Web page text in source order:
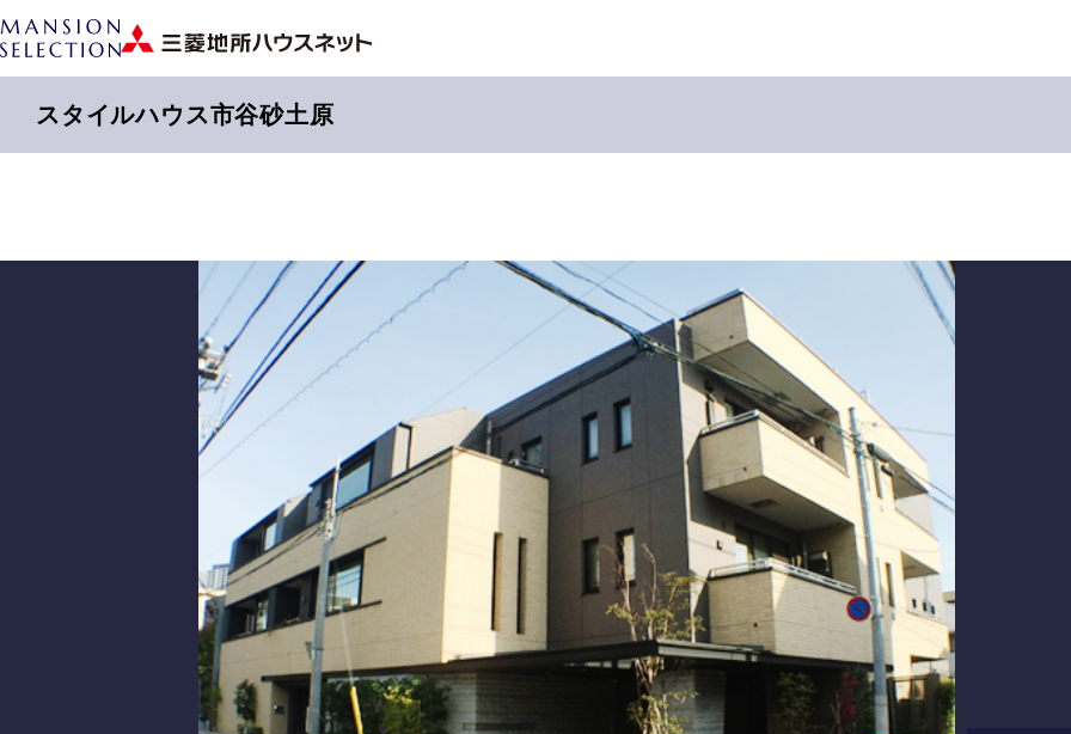
スタイルハウス市谷砂土原